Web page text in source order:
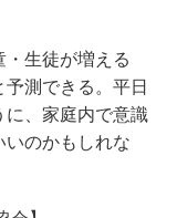
生徒が増える
測できる。平日
に、家庭内で意識
いのかもしれな